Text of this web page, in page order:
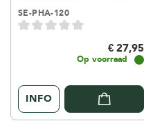
houder – Zwart
SE-PHA-120
€ 27,95
Op voorraad
INFO